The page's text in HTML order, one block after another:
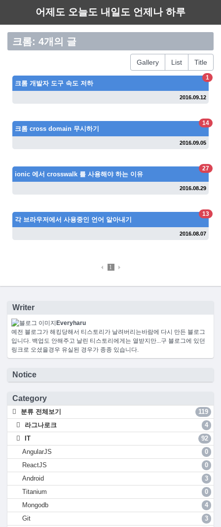
어제도 오늘도 내일도 언제나 하루
크롬: 4개의 글
Gallery List Title
1
크롬 개발자 도구 속도 저하
2016.09.12
14
크롬 cross domain 무시하기
2016.09.05
27
ionic 에서 crosswalk 를 사용해야 하는 이유
2016.08.29
13
각 브라우저에서 사용중인 언어 알아내기
2016.08.07
1
Writer
Everyharu
예전 블로그가 해킹당해서 티스토리가 날려버리는바람에 다시 만든 블로그
입니다. 백업도 안해주고 날린 티스토리에게는 열받지만...구 블로그에 있던
링크로 오셨을경우 유실된 경우가 종종 있습니다.
Notice
Category
분류 전체보기
119
라그나로크
4
IT
92
AngularJS
0
ReactJS
0
Android
3
Titanium
0
Mongodb
4
Git
3